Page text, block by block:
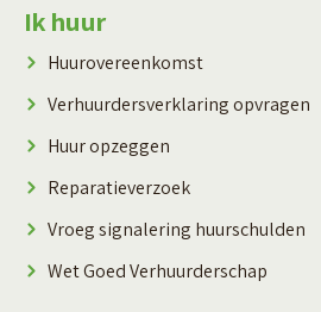
Contactinformatie
Ik huur
Huurovereenkomst
Verhuurdersverklaring opvragen
Huur opzeggen
Reparatieverzoek
Vroeg signalering huurschulden
Wet Goed Verhuurderschap